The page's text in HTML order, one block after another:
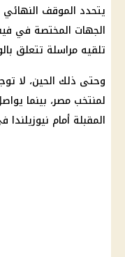
يتحدد الموقف
الجهات المختصة في
تلقيه مراسلة تتعلق
وحتى ذلك الحين، لا
لمنتخب مصر، بينما
المقبلة أمام نيوزيلندا